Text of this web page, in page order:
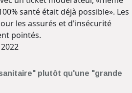
santé était déjà possible». Les
les assurés et d'insécurité
pointés.
plutôt qu'une "grande